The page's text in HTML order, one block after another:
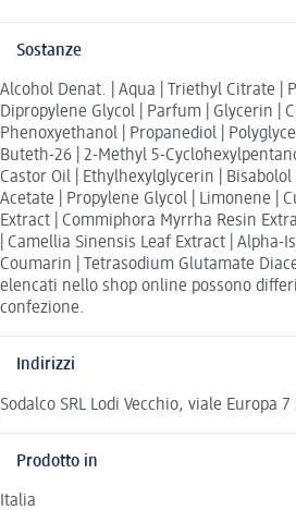
Sostanze
Alcohol Denat. | Aqua | Triethyl Citrate |
Dipropylene Glycol | Parfum | Glycerin |
Phenoxyethanol | Propanediol |
Buteth-26 | 2-Methyl 5-
Castor Oil | Ethylhexylglycerin |
Acetate | Propylene Glycol | Limonene |
Extract | Commiphora Myrrha Resin
| Camellia Sinensis Leaf Extract | Alpha-
Coumarin | Tetrasodium Glutamate
elencati nello shop online possono
confezione.
Indirizzi
Sodalco SRL Lodi Vecchio, viale Europa
Prodotto in
Italia